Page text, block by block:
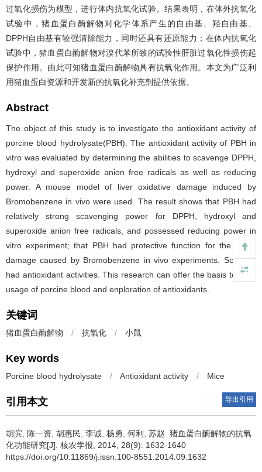
过氧化损伤为模型，进行体内抗氧化试验。结果表明，在体外抗氧化
试验中，猪血蛋白酶解物对化学体系产生的自由基、羟自由基、
DPPH自由基有较强清除能力，同时还具有还原能力；在体内抗氧化
试验中，猪血蛋白酶解物对溴代苯所致的试验性肝脏过氧化性损伤起
保护作用。由此可知猪血蛋白酶解物具有抗氧化作用。本文为广泛利
用猪血蛋白资源和开发新的抗氧化补充剂提供依据。
Abstract
The object of this study is to investigate the antioxidant activity of
porcine blood hydrolysate(PBH). The antioxidant activity of PBH in
vitro was evaluated by determining the abilities to scavenge DPPH,
hydroxyl and superoxide anion free radicals as well as reducing
power. A mouse model of liver oxidative damage induced by
Bromobenzene in vivo were used. The result shows that PBH had
relatively strong scavenging power for DPPH, hydroxyl and
superoxide anion free radicals, and possessed reducing power in
vitro experiment; that PBH had protective function for the liver's
damage caused by Bromobenzene in vivo experiments. So, PBH
had antioxidant activities. This research can offer the basis to wide
usage of porcine blood and enploration of antioxidants.
关键词
猪血蛋白酶解物 / 抗氧化 / 小鼠
Key words
Porcine blood hydrolysate / Antioxidant activity / Mice
引用本文 导出引用
胡滨, 陈一资, 胡惠民, 李诚, 杨勇, 何利, 苏赵. 猪血蛋白酶解物的抗氧
化功能研究[J]. 核农学报, 2014, 28(9): 1632-1640
https://doi.org/10.11869/j.issn.100-8551.2014.09.1632